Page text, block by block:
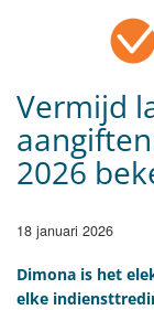
Vermijd
2026
18 januari 2026
​Dimona is het
elke